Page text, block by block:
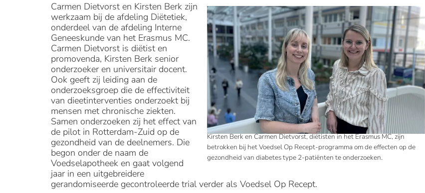
Kirsten Berk en Carmen Dietvorst, diëtisten in het Erasmus MC, zijn
betrokken bij het Voedsel Op Recept-programma om de effecten op de
gezondheid van diabetes type 2-patiënten te onderzoeken.
Carmen Dietvorst en Kirsten Berk zijn
werkzaam bij de afdeling Diëtetiek,
onderdeel van de afdeling Interne
Geneeskunde van het Erasmus MC.
Carmen Dietvorst is diëtist en
promovenda, Kirsten Berk senior
onderzoeker en universitair docent.
Ook geeft zij leiding aan de
onderzoeksgroep die de effectiviteit
van dieetinterventies onderzoekt bij
mensen met chronische ziekten.
Samen onderzoeken zij het effect van
de pilot in Rotterdam-Zuid op de
gezondheid van de deelnemers. Die
begon onder de naam de
Voedselapotheek en gaat volgend
jaar in een uitgebreidere
gerandomiseerde gecontroleerde trial verder als Voedsel Op Recept.